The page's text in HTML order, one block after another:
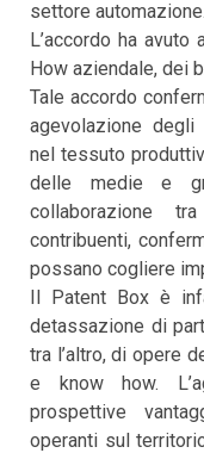
settore automazione.
L’accordo ha
How aziendale, dei
Tale accordo
agevolazione
nel tessuto
delle medie e
collaborazione
contribuenti,
possano cogliere
Il Patent Box è
detassazione di
tra l’altro, di opere
e know how.
prospettive
operanti sul